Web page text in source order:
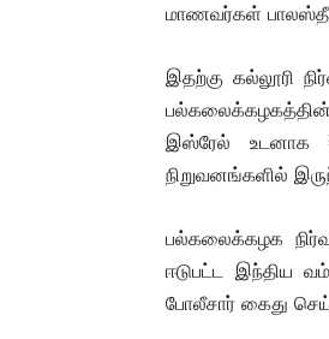
மாணவர்கள்
இதற்கு கல்லூரி
இஸ்ரேல் உடனாக
நிறுவனங்களில்
பல்கலைக்கழக
ஈடுபட்ட இந்திய
போலீசார் கைது